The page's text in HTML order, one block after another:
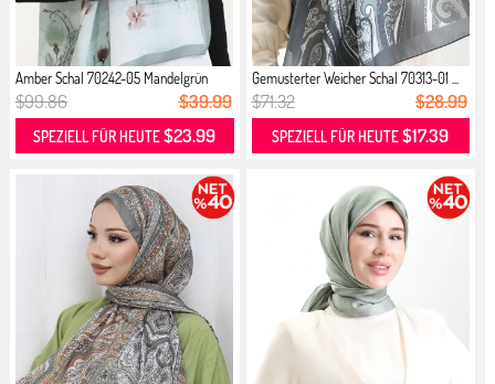
Amber Schal 70242-05 Mandelgrün
$99.86 $39.99
SPEZIELL FÜR HEUTE$23.99
Gemusterter Weicher Schal 70313-01 ...
$71.32 $28.99
SPEZIELL FÜR HEUTE$17.39